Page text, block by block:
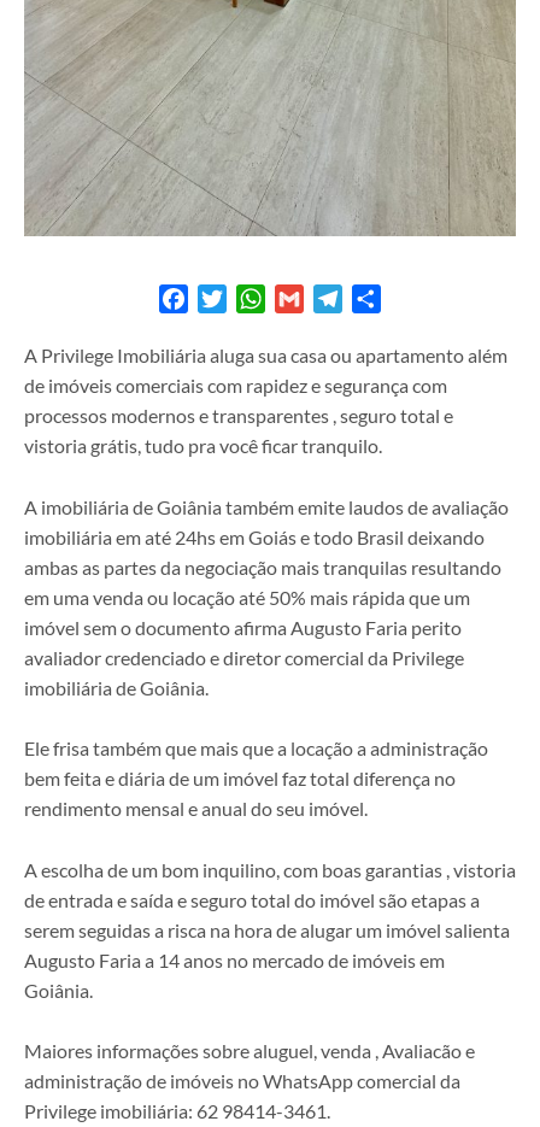
FacebookTwitterWhatsApp
Gmail Telegram
A Privilege Imobiliária aluga sua casa ou apartamento além
de imóveis comerciais com rapidez e segurança com
processos modernos e transparentes , seguro total e
vistoria grátis, tudo pra você ficar tranquilo.
A imobiliária de Goiânia também emite laudos de avaliação
imobiliária em até 24hs em Goiás e todo Brasil deixando
ambas as partes da negociação mais tranquilas resultando
em uma venda ou locação até 50% mais rápida que um
imóvel sem o documento afirma Augusto Faria perito
avaliador credenciado e diretor comercial da Privilege
imobiliária de Goiânia.
Ele frisa também que mais que a locação a administração
bem feita e diária de um imóvel faz total diferença no
rendimento mensal e anual do seu imóvel.
A escolha de um bom inquilino, com boas garantias , vistoria
de entrada e saída e seguro total do imóvel são etapas a
serem seguidas a risca na hora de alugar um imóvel salienta
Augusto Faria a 14 anos no mercado de imóveis em
Goiânia.
Maiores informações sobre aluguel, venda , Avaliacão e
administração de imóveis no WhatsApp comercial da
Privilege imobiliária: 62 98414-3461.